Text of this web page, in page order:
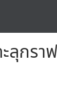
ะลุก